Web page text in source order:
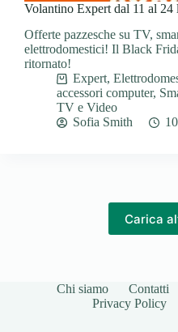
Volantino Expert dal 11 al 24
Offerte pazzesche su TV,
elettrodomestici! Il Black
ritornato!
Expert,
accessori computer,
TV e Video
Sofia Smith
Carica
Chi siamo Contatti
Privacy Policy